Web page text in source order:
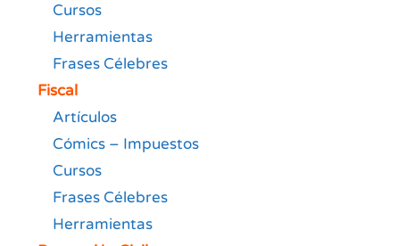
Cursos
Herramientas
Frases Célebres
Fiscal
Artículos
Cómics – Impuestos
Cursos
Frases Célebres
Herramientas